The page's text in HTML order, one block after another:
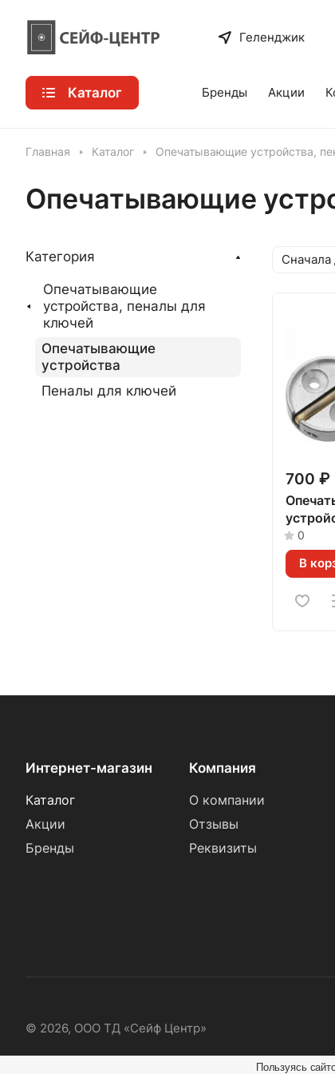
Геленджик
Каталог Бренды Акции
Главная Каталог Опечатывающие устройства,
Опечатывающие
700 ₽
0
В
Категория
Опечатывающие
устройства, пеналы для
ключей
Опечатывающие
устройства
Пеналы для ключей
Интернет-магазин
Каталог
Акции
Бренды
Компания
О компании
Отзывы
Реквизиты
© 2026, ООО ТД «Сейф Центр»
Пользуясь